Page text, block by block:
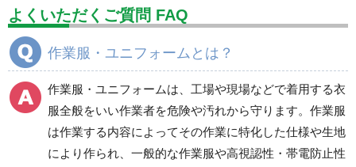
設備用品・作業補助用品 工事作業用品
分煙対策機器
電気保守用品 ワイパー クリーンルーム対策用品
防災グッズ（防災セット） 救急医療品
健康管理器具 季節商品 ウイルス対策用品
よくいただくご質問 FAQ
作業服・ユニフォームとは？
作業服・ユニフォームは、工場や現場などで着用する衣
服全般をいい作業者を危険や汚れから守ります。作業服
は作業する内容によってその作業に特化した仕様や生地
により作られ、一般的な作業服や高視認性・帯電防止性